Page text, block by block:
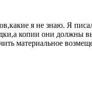
я не знаю. Я
копии они должны
материальное